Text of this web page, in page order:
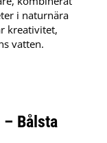
i naturnära
kreativitet,
vatten.
Bålsta